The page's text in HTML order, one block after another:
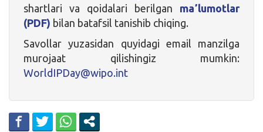
shartlari va qoidalari berilgan maʼlumotlar
(PDF) bilan batafsil tanishib chiqing.
Savollar yuzasidan quyidagi email manzilga
murojaat qilishingiz mumkin:
WorldIPDay@wipo.int